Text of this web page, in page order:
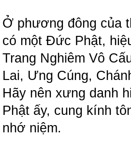
Ở phương đông của
có một Đức Phật,
Trang Nghiêm Vô
Lai, Ưng Cúng,
Hãy nên xưng danh
Phật ấy, cung kính
nhớ niệm.